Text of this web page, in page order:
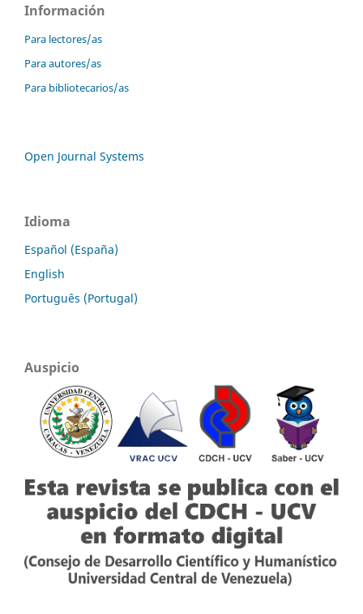
Información
Para lectores/as
Para autores/as
Para bibliotecarios/as
Open Journal Systems
Idioma
Español (España)
English
Português (Portugal)
Auspicio